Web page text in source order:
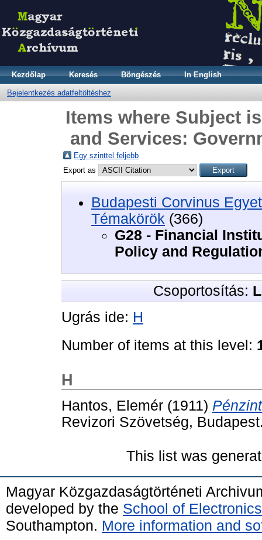
Kezdőlap Keresés Böngészés In English
Bejelentkezés adatfeltöltéshez
Items where Subject
and Services:
Egy szinttel feljebb
Export as
Budapesti Corvinus
Témakörök (366)
G28 - Financial
Policy and
Csoportosítás:
Ugrás ide: H
Number of items at this level:
H
Hantos, Elemér (1911)
Revizori Szövetség,
This list was
Magyar Közgazdaságtörténeti
developed by the School of
Southampton. More information and